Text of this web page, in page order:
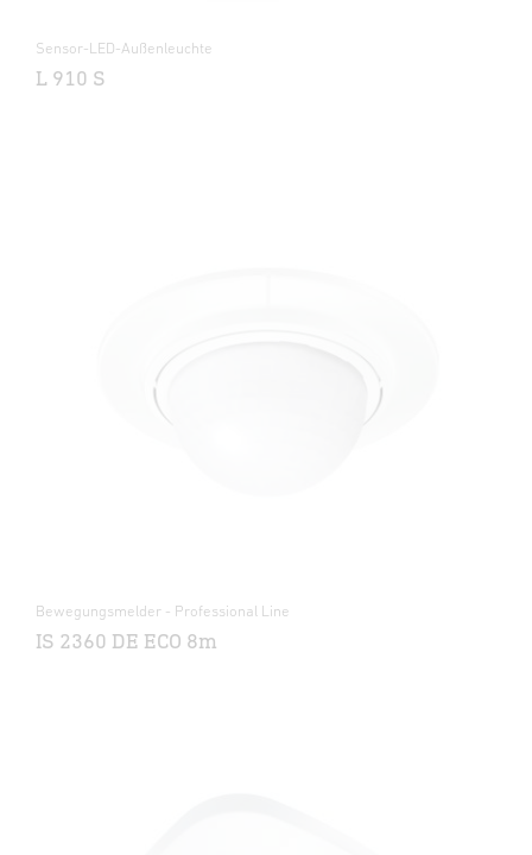
Sensor-LED-Außenleuchte
L 910 S
Bewegungsmelder - Professional Line
IS 2360 DE ECO 8m